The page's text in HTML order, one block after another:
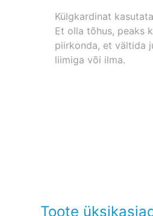
Külgkardinat
Et olla tõhus, peaks
piirkonda, et vältida
liimiga või ilma.
Toote